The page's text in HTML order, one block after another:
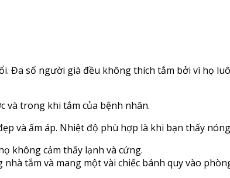
số người già đều không thích tắm bởi vì họ
và trong khi tắm của bệnh nhân.
và ấm áp. Nhiệt độ phù hợp là khi bạn thấy
không cảm thấy lạnh và cứng.
tắm và mang một vài chiếc bánh quy vào